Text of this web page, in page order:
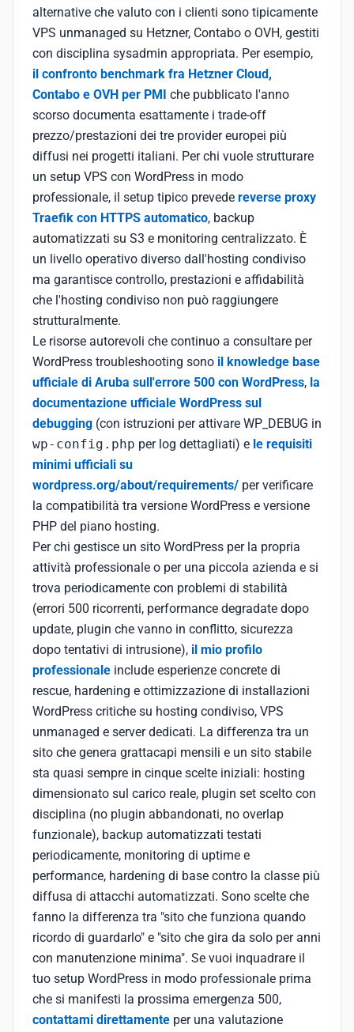
alternative che valuto con i clienti sono tipicamente
VPS unmanaged su Hetzner, Contabo o OVH, gestiti
con disciplina sysadmin appropriata. Per esempio,
il confronto benchmark fra Hetzner Cloud,
Contabo e OVH per PMI che pubblicato l'anno
scorso documenta esattamente i trade-off
prezzo/prestazioni dei tre provider europei più
diffusi nei progetti italiani. Per chi vuole strutturare
un setup VPS con WordPress in modo
professionale, il setup tipico prevede reverse proxy
Traefik con HTTPS automatico, backup
automatizzati su S3 e monitoring centralizzato. È
un livello operativo diverso dall'hosting condiviso
ma garantisce controllo, prestazioni e affidabilità
che l'hosting condiviso non può raggiungere
strutturalmente.
Le risorse autorevoli che continuo a consultare per
WordPress troubleshooting sono il knowledge base
ufficiale di Aruba sull'errore 500 con WordPress, la
documentazione ufficiale WordPress sul
debugging (con istruzioni per attivare WP_DEBUG in
wp-config.php per log dettagliati) e le requisiti
minimi ufficiali su
wordpress.org/about/requirements/ per verificare
la compatibilità tra versione WordPress e versione
PHP del piano hosting.
Per chi gestisce un sito WordPress per la propria
attività professionale o per una piccola azienda e si
trova periodicamente con problemi di stabilità
(errori 500 ricorrenti, performance degradate dopo
update, plugin che vanno in conflitto, sicurezza
dopo tentativi di intrusione), il mio profilo
professionale include esperienze concrete di
rescue, hardening e ottimizzazione di installazioni
WordPress critiche su hosting condiviso, VPS
unmanaged e server dedicati. La differenza tra un
sito che genera grattacapi mensili e un sito stabile
sta quasi sempre in cinque scelte iniziali: hosting
dimensionato sul carico reale, plugin set scelto con
disciplina (no plugin abbandonati, no overlap
funzionale), backup automatizzati testati
periodicamente, monitoring di uptime e
performance, hardening di base contro la classe più
diffusa di attacchi automatizzati. Sono scelte che
fanno la differenza tra "sito che funziona quando
ricordo di guardarlo" e "sito che gira da solo per anni
con manutenzione minima". Se vuoi inquadrare il
tuo setup WordPress in modo professionale prima
che si manifesti la prossima emergenza 500,
contattami direttamente per una valutazione